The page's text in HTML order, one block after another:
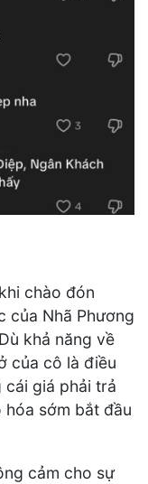
chào đón
của Nhã Phương
khả năng về
của cô là điều
cái giá phải trả
hóa sớm bắt đầu
cảm cho sự